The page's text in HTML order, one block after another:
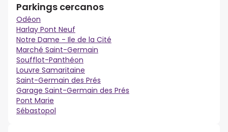
Parkings cercanos
Odéon
Harlay Pont Neuf
Notre Dame - Ile de la Cité
Marché Saint-Germain
Soufflot-Panthéon
Louvre Samaritaine
Saint-Germain des Prés
Garage Saint-Germain des Prés
Pont Marie
Sébastopol